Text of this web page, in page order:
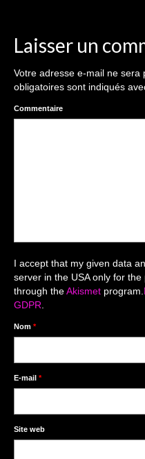
Reportages /
Galeries Privées
séance du
Cartes de remerciement
Photomontages
Prestations
Contact
Décors studio / Tenues
Laisser un
Votre adresse e-mail ne sera
obligatoires sont indiqués
Commentaire
I accept that my given data
server in the USA only for
through theAkismet program.
GDPR.
Nom *
E-mail *
Site web